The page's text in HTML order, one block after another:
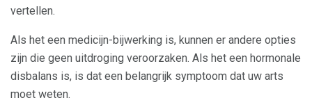
vertellen.
Als het een medicijn-bijwerking is, kunnen er andere opties
zijn die geen uitdroging veroorzaken. Als het een hormonale
disbalans is, is dat een belangrijk symptoom dat uw arts
moet weten.